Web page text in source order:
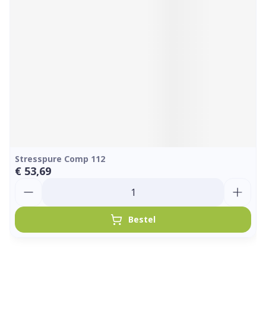
Stresspure Comp 112
€ 53,69
Bestel